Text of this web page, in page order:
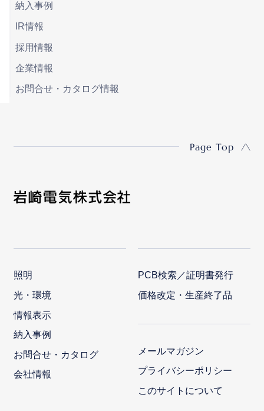
納入事例
IR情報
採用情報
企業情報
お問合せ・カタログ情報
Page Top
照明
光・環境
情報表示
納入事例
お問合せ・カタログ
会社情報
PCB検索／証明書発行
価格改定・生産終了品
メールマガジン
プライバシーポリシー
このサイトについて